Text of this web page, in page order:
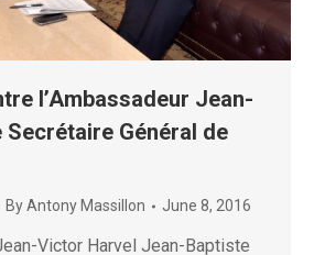
l’Ambassadeur Jean-
Secrétaire Général de
ByAntony Massillon June 8, 2016
Victor Harvel Jean-Baptiste